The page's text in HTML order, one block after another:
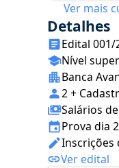
Ver mais
Detalhes
Edital 001/
Nível
Banca
2 +
Salários
Prova dia
Inscrições
Ver edital